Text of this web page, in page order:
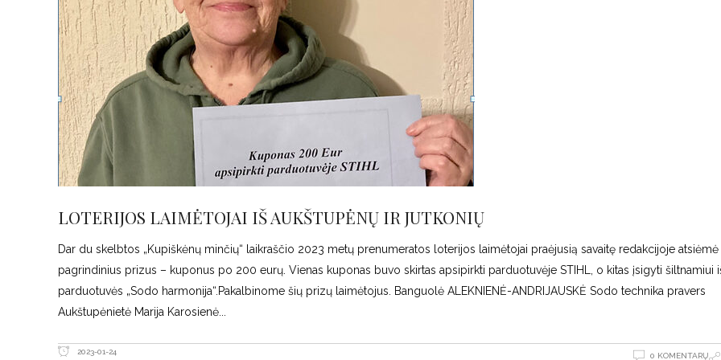
LOTERIJOS LAIMĖTOJAI IŠ AUKŠTUPĖNŲ IR JUTKONIŲ
Dar du skelbtos „Kupiškėnų minčių“ laikraščio 2023 metų prenumeratos loterijos laimėtojai praėjusią savaitę redakcijoje atsiėmė
pagrindinius prizus – kuponus po 200 eurų. Vienas kuponas buvo skirtas apsipirkti parduotuvėje STIHL, o kitas įsigyti šiltnamiui
parduotuvės „Sodo harmonija“.Pakalbinome šių prizų laimėtojus. Banguolė ALEKNIENĖ-ANDRIJAUSKĖ Sodo technika pravers
Aukštupėnietė Marija Karosienė
2023-01-24 0 KOMENTARŲ